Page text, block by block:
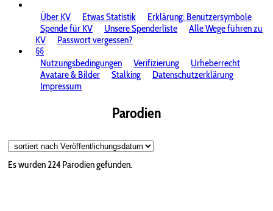
Über KV
Etwas Statistik
Erklärung: Benutzersymbole
Spende für KV
Unsere Spenderliste
Alle Wege führen zu
KV
Passwort vergessen?
§§
Nutzungsbedingungen
Verifizierung
Urheberrecht
Avatare & Bilder
Stalking
Datenschutzerklärung
Impressum
Parodien
Es wurden 224 Parodien gefunden.